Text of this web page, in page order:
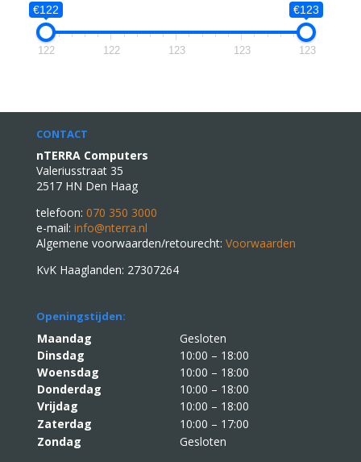
€122 €123
122 122 123 123 123
CONTACT
nTERRA Computers
Valeriusstraat 35
2517 HN Den Haag
telefoon: 070 350 3000
e-mail: info@nterra.nl
Algemene voorwaarden/retourecht: Voorwaarden
KvK Haaglanden: 27307264
Openingstijden:
Maandag
Gesloten
Dinsdag
10:00 – 18:00
Woensdag
10:00 – 18:00
Donderdag
10:00 – 18:00
Vrijdag
10:00 – 18:00
Zaterdag
10:00 – 17:00
Zondag
Gesloten